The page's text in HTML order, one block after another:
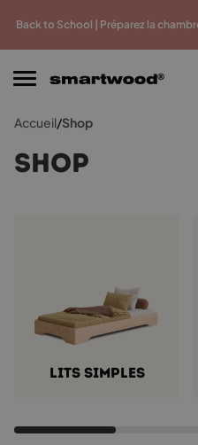
Back to School | Préparez la
prix Paiements en
Accueil/Shop
Shop
Lits simples